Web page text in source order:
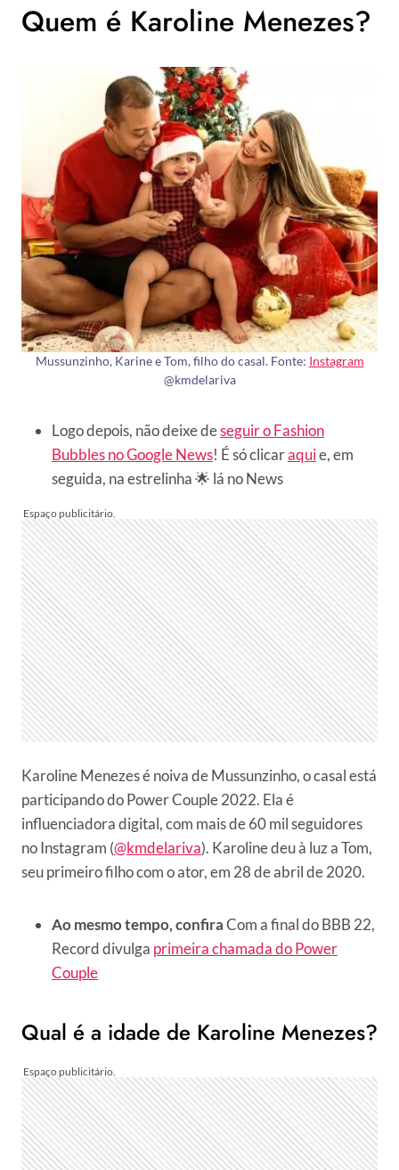
Quem é Karoline Menezes?
Mussunzinho, Karine e Tom, filho do casal. Fonte: Instagram
@kmdelariva
Logo depois, não deixe deseguir o Fashion
Bubbles no Google News! É só clicaraquie, em
seguida, na estrelinha 🌟 lá no News
Karoline Menezes é noiva de Mussunzinho, o casal está
participando do Power Couple 2022. Ela é
influenciadora digital, com mais de 60 mil seguidores
no Instagram (@kmdelariva). Karoline deu à luz a Tom,
seu primeiro filho com o ator, em 28 de abril de 2020.
Ao mesmo tempo, confiraCom a final do BBB 22,
Record divulga primeira chamada do Power
Couple
Qual é a idade de Karoline Menezes?